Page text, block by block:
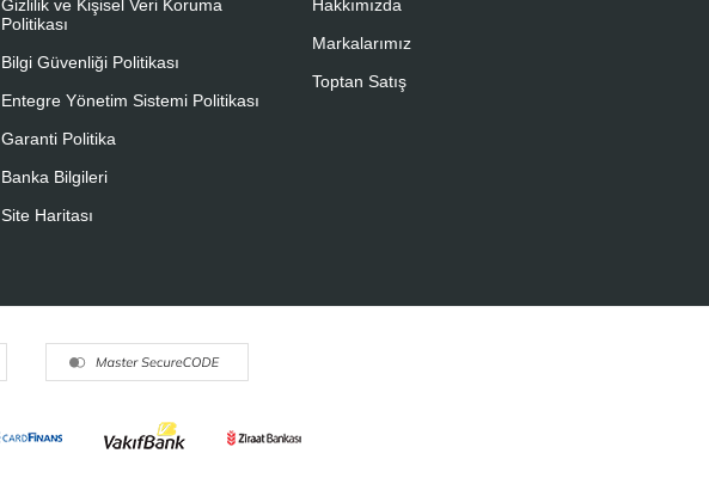
Gizlilik ve Kişisel Veri Koruma
Politikası
Bilgi Güvenliği Politikası
Entegre Yönetim Sistemi Politikası
Garanti Politika
Banka Bilgileri
Site Haritası
Hakkımızda
Markalarımız
Toptan Satış